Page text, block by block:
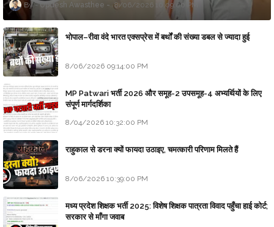
Updesh Awasthee 8/06/2026 10:09:00 PM
भोपाल–रीवा वंदे भारत एक्सप्रेस में बर्थों की संख्या डबल से ज्यादा हुई
8/06/2026 09:14:00 PM
MP Patwari भर्ती 2026 और समूह-2 उपसमूह-4 अभ्यर्थियों के लिए
संपूर्ण मार्गदर्शिका
8/04/2026 10:32:00 PM
राहुकाल से डरना क्यों फायदा उठाइए, चमत्कारी परिणाम मिलते हैं
8/06/2026 10:39:00 PM
मध्य प्रदेश शिक्षक भर्ती 2025: विशेष शिक्षक पात्रता विवाद पहुँचा हाई कोर्ट;
सरकार से माँगा जवाब